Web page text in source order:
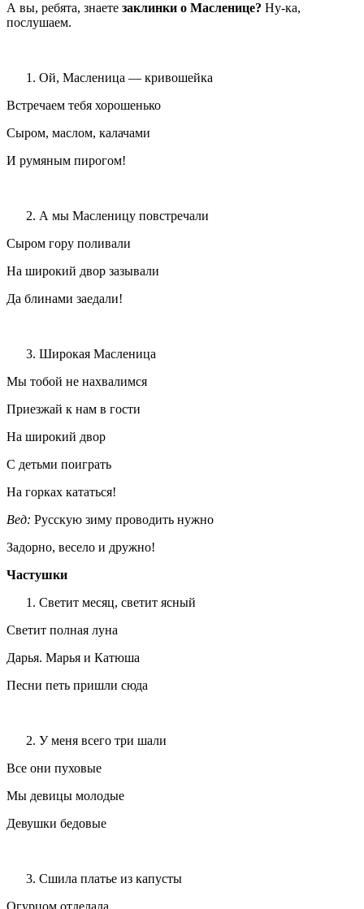
А вы, ребята, знаете заклинки о Масленице? Ну-ка,
послушаем.
Ой, Масленица — кривошейка
Встречаем тебя хорошенько
Сыром, маслом, калачами
И румяным пирогом!
А мы Масленицу повстречали
Сыром гору поливали
На широкий двор зазывали
Да блинами заедали!
Широкая Масленица
Мы тобой не нахвалимся
Приезжай к нам в гости
На широкий двор
С детьми поиграть
На горках кататься!
Вед: Русскую зиму проводить нужно
Задорно, весело и дружно!
Частушки
Светит месяц, светит ясный
Светит полная луна
Дарья. Марья и Катюша
Песни петь пришли сюда
У меня всего три шали
Все они пуховые
Мы девицы молодые
Девушки бедовые
Сшила платье из капусты